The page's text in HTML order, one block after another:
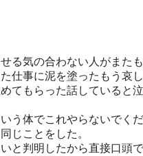
る気の合わない人がまた
仕事に泥を塗ったもう哀
てもらった話していると
う体でこれやらないでく
じことをした。
と判明したから直接口頭